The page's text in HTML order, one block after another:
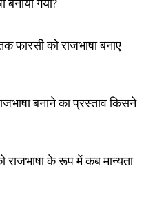
फारसी को राजभाषा बनाए
बनाने का प्रस्ताव किसने
राजभाषा के रूप में कब मान्यता